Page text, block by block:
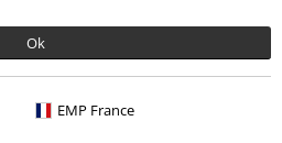
Ok
EMP France